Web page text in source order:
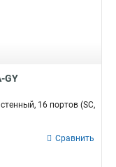
GY
16 портов (SC,
Сравнить